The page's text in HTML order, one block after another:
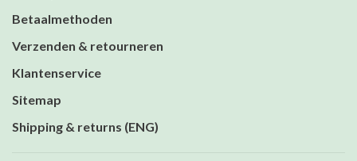
Betaalmethoden
Verzenden & retourneren
Klantenservice
Sitemap
Shipping & returns (ENG)